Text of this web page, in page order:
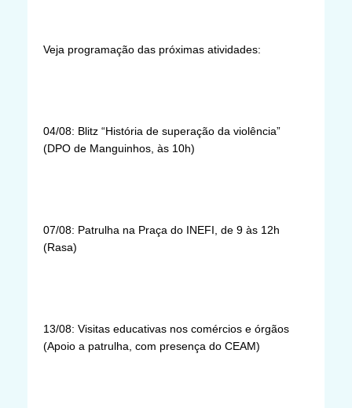
Veja programação das próximas atividades:
04/08: Blitz “História de superação da violência”
(DPO de Manguinhos, às 10h)
07/08: Patrulha na Praça do INEFI, de 9 às 12h
(Rasa)
13/08: Visitas educativas nos comércios e órgãos
(Apoio a patrulha, com presença do CEAM)